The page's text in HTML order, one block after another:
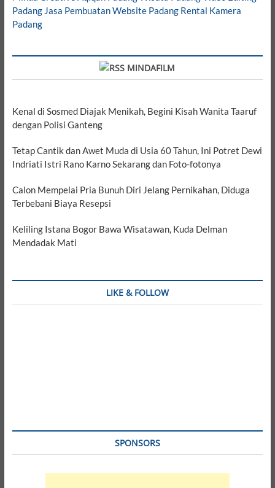
Padang Jasa Pembuatan Website Padang Rental Kamera
Padang
MINDAFILM
Kenal di Sosmed Diajak Menikah, Begini Kisah Wanita Taaruf
dengan Polisi Ganteng
Tetap Cantik dan Awet Muda di Usia 60 Tahun, Ini Potret Dewi
Indriati Istri Rano Karno Sekarang dan Foto-fotonya
Calon Mempelai Pria Bunuh Diri Jelang Pernikahan, Diduga
Terbebani Biaya Resepsi
Keliling Istana Bogor Bawa Wisatawan, Kuda Delman
Mendadak Mati
LIKE & FOLLOW
SPONSORS